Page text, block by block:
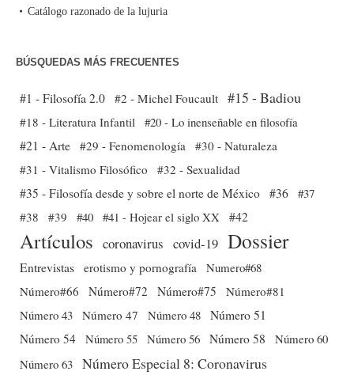
Catálogo razonado de la lujuria
BÚSQUEDAS MÁS FRECUENTES
#1 - Filosofía 2.0 #2 - Michel Foucault #15 - Badiou
#18 - Literatura Infantil #20 - Lo inenseñable en filosofía
#21 - Arte #29 - Fenomenología
#30 - Naturaleza
#31 - Vitalismo Filosófico
#32 - Sexualidad
#35 - Filosofía desde y sobre el norte de México #36 #37
#38
#39 #40 #41 - Hojear el siglo XX #42
Artículos coronavirus covid-19 Dossier
Entrevistas erotismo y pornografía
Numero#68
Número#66
Número#72 Número#75
Número#81
Número 43 Número 47 Número 48 Número 51
Número 54 Número 55 Número 56 Número 58
Número 60
Número 63 Número Especial 8: Coronavirus